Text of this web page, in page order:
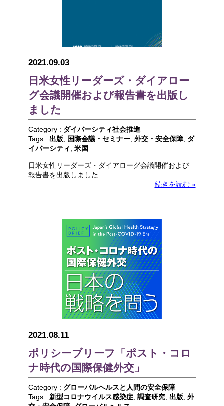
2021.09.03
日米女性リーダーズ・ダイアロー
グ会議開催および報告書を出版し
ました
Category : ダイバーシティ社会推進
Tags : 出版 国際会議・セミナー, 外交・安全保障, ダ
イバーシティ
米国
日米女性リーダーズ・ダイアローグ会議開催および
報告書を出版しました
続きを読む »
2021.08.11
ポリシーブリーフ「ポスト・コロ
ナ時代の国際保健外交」
Category : グローバルヘルスと人間の安全保障
Tags : 新型コロナウイルス感染症, 調査研究, 出版 外